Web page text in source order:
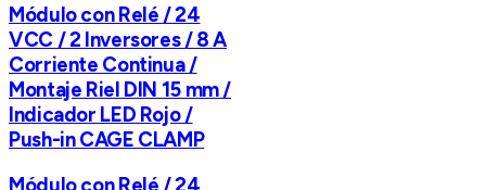
Módulo con Relé / 24
VCC / 2 Inversores / 8 A
Corriente Continua /
Montaje Riel DIN 15 mm /
Indicador LED Rojo /
Push-in CAGE CLAMP
Módulo con Relé / 24